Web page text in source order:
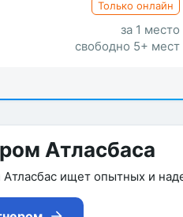
Только онлайн
за 1 место
свободно 5+ мест
Атласбаса
ищет опытных и